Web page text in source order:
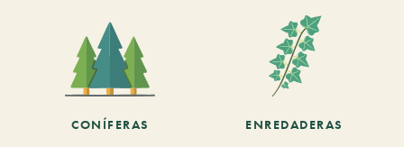
CONÍFERAS ENREDADERAS